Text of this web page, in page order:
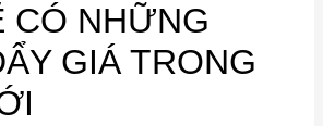
CÓ NHỮNG
GIÁ TRONG